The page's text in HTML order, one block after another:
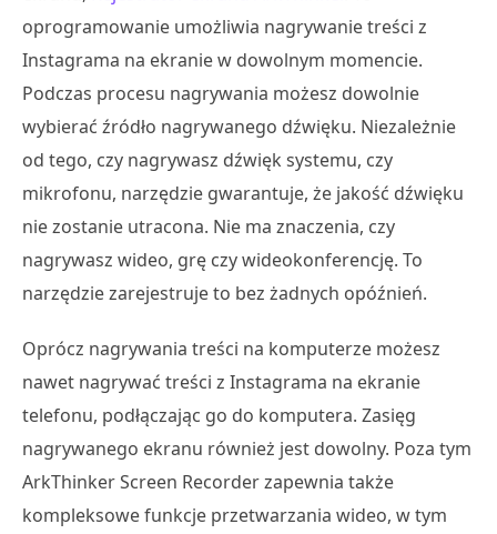
oprogramowanie umożliwia nagrywanie treści z
Instagrama na ekranie w dowolnym momencie.
Podczas procesu nagrywania możesz dowolnie
wybierać źródło nagrywanego dźwięku. Niezależnie
od tego, czy nagrywasz dźwięk systemu, czy
mikrofonu, narzędzie gwarantuje, że jakość dźwięku
nie zostanie utracona. Nie ma znaczenia, czy
nagrywasz wideo, grę czy wideokonferencję. To
narzędzie zarejestruje to bez żadnych opóźnień.
Oprócz nagrywania treści na komputerze możesz
nawet nagrywać treści z Instagrama na ekranie
telefonu, podłączając go do komputera. Zasięg
nagrywanego ekranu również jest dowolny. Poza tym
ArkThinker Screen Recorder zapewnia także
kompleksowe funkcje przetwarzania wideo, w tym